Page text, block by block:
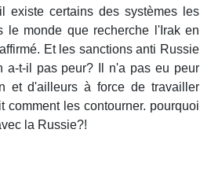
existe certains des systèmes les
le monde que recherche l'Irak en
Et les sanctions anti Russie
a-t-il pas peur? Il n'a pas eu peur
et d'ailleurs à force de travailler
comment les contourner. pourquoi
la Russie?!